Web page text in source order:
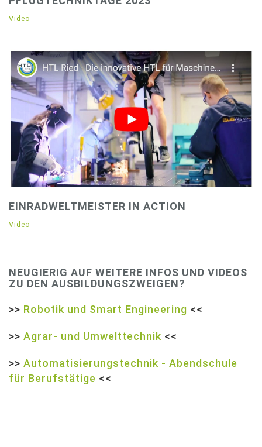
Video
EINRADWELTMEISTER IN ACTION
Video
NEUGIERIG AUF WEITERE INFOS UND VIDEOS
ZU DEN AUSBILDUNGSZWEIGEN?
>> Robotik und Smart Engineering <<
>> Agrar- und Umwelttechnik <<
>> Automatisierungstechnik - Abendschule
für Berufstätige <<